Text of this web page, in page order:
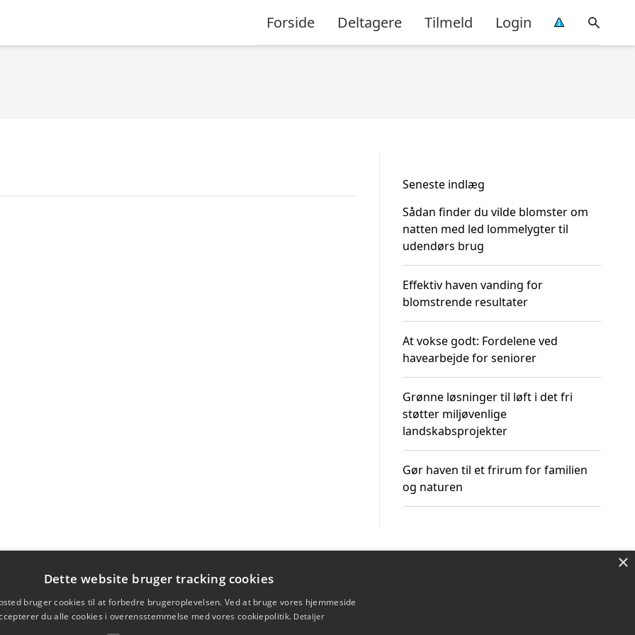
Forside Deltagere Tilmeld Login
Seneste indlæg
Sådan finder du vilde blomster om
natten med led lommelygter til
udendørs brug
Effektiv haven vanding for
blomstrende resultater
At vokse godt: Fordelene ved
havearbejde for seniorer
Grønne løsninger til løft i det fri
støtter miljøvenlige
landskabsprojekter
Gør haven til et frirum for familien
og naturen
×
Dette website bruger tracking cookies
bruger cookies til at forbedre brugeroplevelsen. Ved at bruge vores hjemmeside
du alle cookies i overensstemmelse med vores cookiepolitik. Detaljer